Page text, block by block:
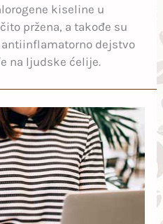
kiseline u
pržena, a takođe su
dejstvo
na ljudske ćelije.